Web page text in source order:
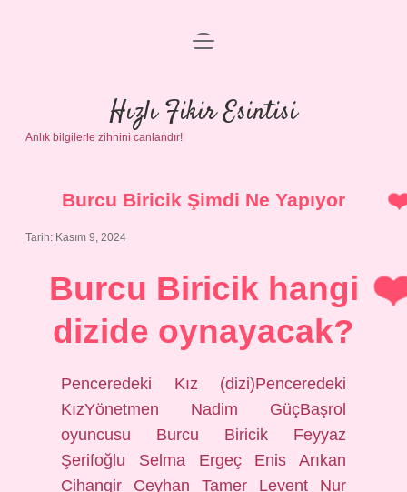
Anasayfa
Gizlilik Politikası
Yasal Uyarı
menüyü
Hızlı Fikir Esintisi
Anlık bilgilerle zihnini canlandır!
Burcu Biricik Şimdi Ne Yapıyor
Tarih: Kasım 9, 2024
Burcu Biricik hangi
dizide oynayacak?
Penceredeki Kız (dizi)Penceredeki
KızYönetmen Nadim GüçBaşrol
oyuncusu Burcu Biricik Feyyaz
Şerifoğlu Selma Ergeç Enis Arıkan
Cihangir Ceyhan Tamer Levent Nur